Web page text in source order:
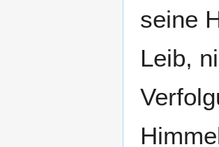
seine
Leib,